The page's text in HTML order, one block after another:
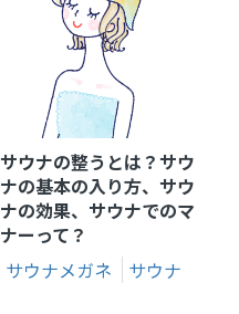
サウナの整うとは？サウ
ナの基本の入り方、サウ
ナの効果、サウナでのマ
ナーって？
サウナメガネ
サウナ